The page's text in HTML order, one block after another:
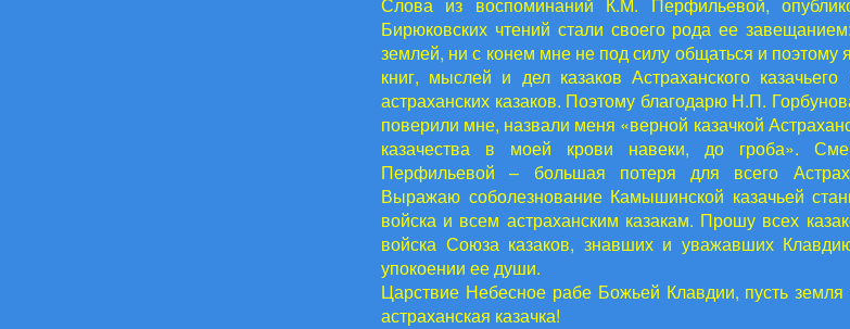
Бирюковских чтений стали своего рода ее
землей, ни с конем мне не под силу общаться и поэтому
книг, мыслей и дел казаков Астраханского
астраханских казаков. Поэтому благодарю Н.П.
поверили мне, назвали меня «верной казачкой
казачества в моей крови навеки, до гроба».
Перфильевой – большая потеря для всего
Выражаю соболезнование Камышинской казачьей
войска и всем астраханским казакам. Прошу всех
войска Союза казаков, знавших и уважавших
упокоении ее души.
Царствие Небесное рабе Божьей Клавдии, пусть земля
астраханская казачка!